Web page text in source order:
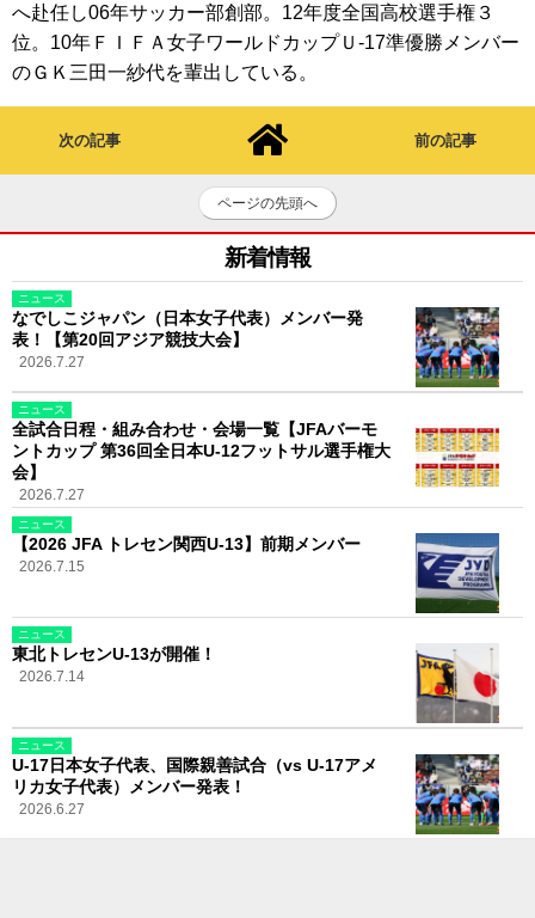
へ赴任し06年サッカー部創部。12年度全国高校選手権３
位。10年ＦＩＦＡ女子ワールドカップＵ-17準優勝メンバー
のＧＫ三田一紗代を輩出している。
次の記事 前の記事
ページの先頭へ
新着情報
ニュース
なでしこジャパン（日本女子代表）メンバー発
表！【第20回アジア競技大会】
2026.7.27
ニュース
全試合日程・組み合わせ・会場一覧【JFAバーモ
ントカップ 第36回全日本U-12フットサル選手権大
会】
2026.7.27
ニュース
【2026 JFA トレセン関西U-13】前期メンバー
2026.7.15
ニュース
東北トレセンU-13が開催！
2026.7.14
ニュース
U-17日本女子代表、国際親善試合（vs U-17アメ
リカ女子代表）メンバー発表！
2026.6.27